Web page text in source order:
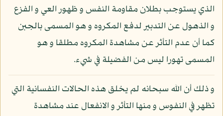
الذي يستوجب بطلان مقاومة النفس و ظهور العي و الفزع
و الذهول عن التدبير لدفع المكروه و هو المسمى بالجبن
كما أن عدم التأثر عن مشاهدة المكروه مطلقا و هو
المسمى تهورا ليس من الفضيلة في شيء.
و ذلك أن الله سبحانه لم يخلق هذه الحالات النفسانية التي
تظهر في النفوس و منها التأثر و الانفعال عند مشاهدة